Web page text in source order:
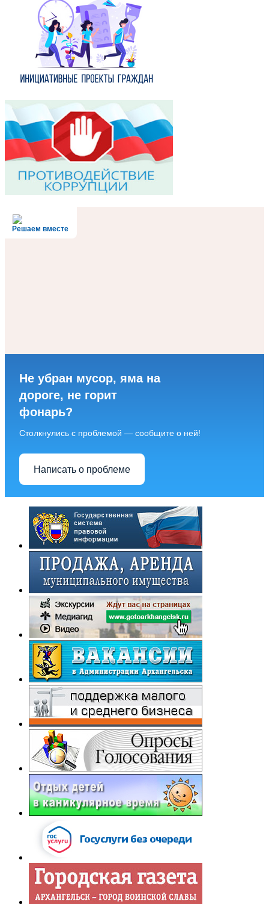
Решаем вместе
Не убран мусор, яма на
дороге, не горит
фонарь?
Столкнулись с проблемой — сообщите о ней!
Написать о проблеме